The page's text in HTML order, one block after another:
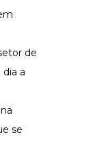
de
a
se